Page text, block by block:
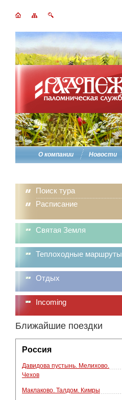
О компании Новости
Поиск тура
Расписание
Святая Земля
Теплоходные маршруты
Отдых
Incoming
Ближайшие поездки
Россия
Давидова пустынь. Мелихово.
Чехов
Маклаково. Талдом. Кимры